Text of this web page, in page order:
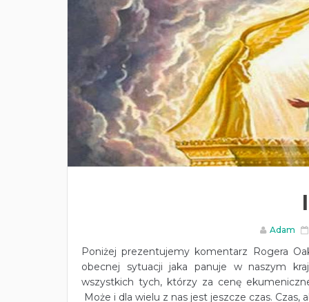
Adam
Poniżej prezentujemy komentarz Rogera
obecnej sytuacji jaka panuje w naszym
wszystkich tych, którzy za cenę
Może i dla wielu z nas jest jeszcze czas. Czas,